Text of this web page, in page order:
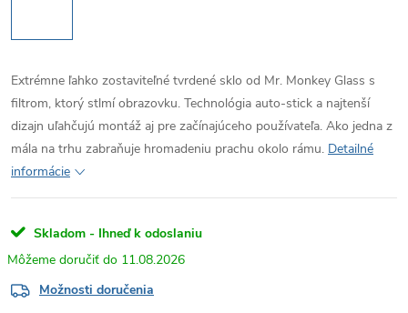
Extrémne ľahko zostaviteľné tvrdené sklo od Mr. Monkey Glass s
filtrom, ktorý stlmí obrazovku. Technológia auto-stick a najtenší
dizajn uľahčujú montáž aj pre začínajúceho používateľa. Ako jedna z
mála na trhu zabraňuje hromadeniu prachu okolo rámu. Detailné
informácie
Skladom - Ihneď k odoslaniu
11.08.2026
Možnosti doručenia